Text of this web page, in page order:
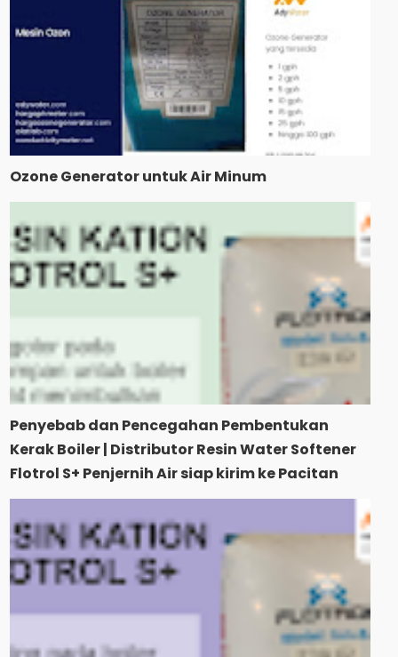
Ozone Generator untuk Air Minum
Penyebab dan Pencegahan Pembentukan
Kerak Boiler | Distributor Resin Water Softener
Flotrol S+ Penjernih Air siap kirim ke Pacitan